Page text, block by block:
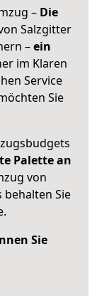
– Die
Salzgitter
–ein
im Klaren
Service
Sie
Palette an
von
behalten Sie
Sie